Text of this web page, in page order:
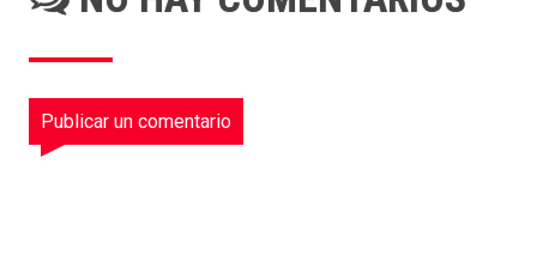
Publicar un comentario